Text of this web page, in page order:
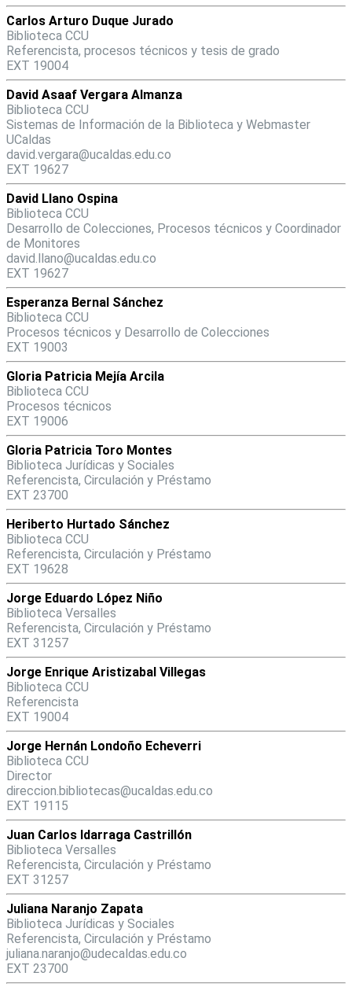
Carlos Arturo Duque Jurado
Biblioteca CCU
Referencista, procesos técnicos y tesis de grado
EXT 19004
David Asaaf Vergara Almanza
Biblioteca CCU
Sistemas de Información de la Biblioteca y Webmaster
UCaldas
david.vergara@ucaldas.edu.co
EXT 19627
David Llano Ospina
Biblioteca CCU
Desarrollo de Colecciones, Procesos técnicos y Coordinador
de Monitores
david.llano@ucaldas.edu.co
EXT 19627
Esperanza Bernal Sánchez
Biblioteca CCU
Procesos técnicos y Desarrollo de Colecciones
EXT 19003
Gloria Patricia Mejía Arcila
Biblioteca CCU
Procesos técnicos
EXT 19006
Gloria Patricia Toro Montes
Biblioteca Jurídicas y Sociales
Referencista, Circulación y Préstamo
EXT 23700
Heriberto Hurtado Sánchez
Biblioteca CCU
Referencista, Circulación y Préstamo
EXT 19628
Jorge Eduardo López Niño
Biblioteca Versalles
Referencista, Circulación y Préstamo
EXT 31257
Jorge Enrique Aristizabal Villegas
Biblioteca CCU
Referencista
EXT 19004
Jorge Hernán Londoño Echeverri
Biblioteca CCU
Director
direccion.bibliotecas@ucaldas.edu.co
EXT 19115
Juan Carlos Idarraga Castrillón
Biblioteca Versalles
Referencista, Circulación y Préstamo
EXT 31257
Juliana Naranjo Zapata
Biblioteca Jurídicas y Sociales
Referencista, Circulación y Préstamo
juliana.naranjo@udecaldas.edu.co
EXT 23700